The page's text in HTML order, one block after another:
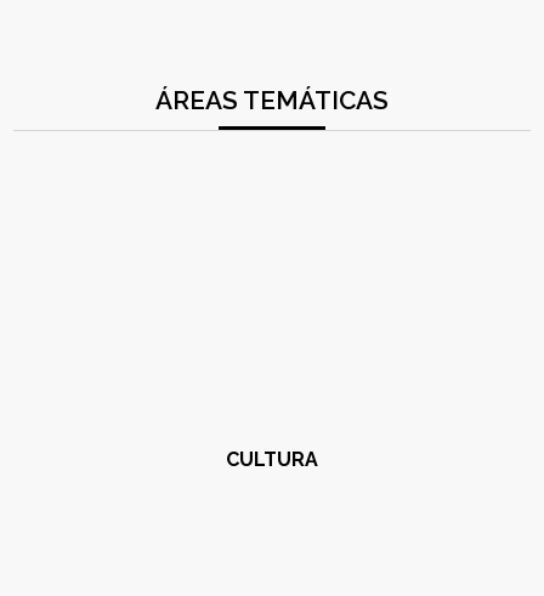
ÁREAS TEMÁTICAS
CULTURA